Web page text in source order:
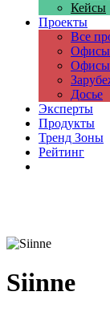
Кейсы
Проекты
Все
Офисы
Офисы
Досье
Эксперты
Продукты
Тренд Зоны
Рейтинг
Siinne